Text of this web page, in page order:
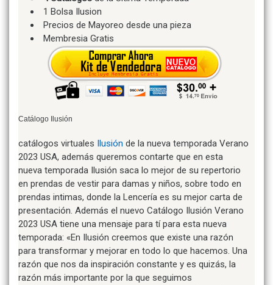
1 Bolsa Ilusion
Precios de Mayoreo desde una pieza
Membresia Gratis
Catálogo Ilusión
catálogos virtuales Ilusión de la nueva temporada Verano
2023 USA, además queremos contarte que en esta
nueva temporada Ilusión saca lo mejor de su repertorio
en prendas de vestir para damas y niños, sobre todo en
prendas intimas, donde la Lencería es su mejor carta de
presentación. Además el nuevo Catálogo Ilusión Verano
2023 USA tiene una mensaje para tí para esta nueva
temporada: «En Ilusión creemos que existe una razón
para transformar y mejorar en todo lo que hacemos. Una
razón que nos da inspiración constante y es quizás, la
razón más importante por la que seguimos